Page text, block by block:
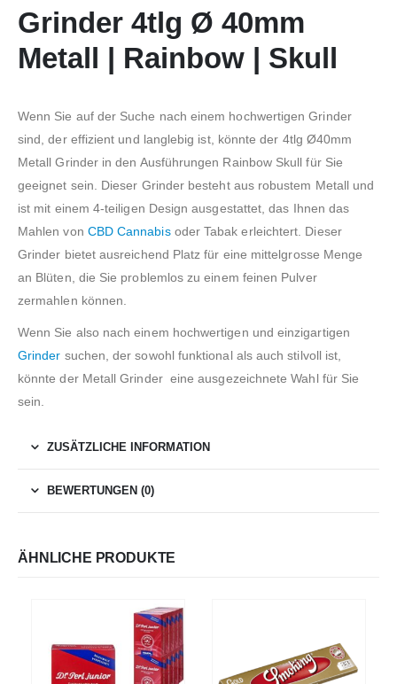
Grinder 4tlg Ø 40mm
Metall | Rainbow | Skull
Wenn Sie auf der Suche nach einem hochwertigen Grinder
sind, der effizient und langlebig ist, könnte der 4tlg Ø40mm
Metall Grinder in den Ausführungen Rainbow Skull für Sie
geeignet sein. Dieser Grinder besteht aus robustem Metall und
ist mit einem 4-teiligen Design ausgestattet, das Ihnen das
Mahlen von CBD Cannabisoder Tabak erleichtert. Dieser
Grinder bietet ausreichend Platz für eine mittelgrosse Menge
an Blüten, die Sie problemlos zu einem feinen Pulver
zermahlen können.
Wenn Sie also nach einem hochwertigen und einzigartigen
Grinder suchen, der sowohl funktional als auch stilvoll ist,
könnte der Metall Grinder eine ausgezeichnete Wahl für Sie
sein.
ZUSÄTZLICHE INFORMATION
BEWERTUNGEN (0)
ÄHNLICHE PRODUKTE